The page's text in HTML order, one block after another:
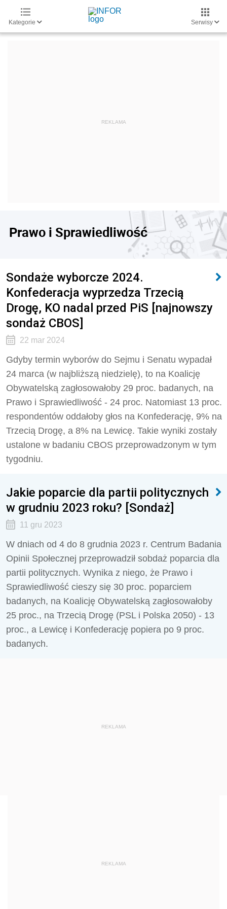
Kategorie Serwisy
Prawo i Sprawiedliwość
Sondaże wyborcze 2024.
Konfederacja wyprzedza Trzecią
Drogę, KO nadal przed PiS [najnowszy
sondaż CBOS]
22 mar 2024
Gdyby termin wyborów do Sejmu i Senatu wypadał
24 marca (w najbliższą niedzielę), to na Koalicję
Obywatelską zagłosowałoby 29 proc. badanych, na
Prawo i Sprawiedliwość - 24 proc. Natomiast 13 proc.
respondentów oddałoby głos na Konfederację, 9% na
Trzecią Drogę, a 8% na Lewicę. Takie wyniki zostały
ustalone w badaniu CBOS przeprowadzonym w tym
tygodniu.
Jakie poparcie dla partii politycznych
w grudniu 2023 roku? [Sondaż]
11 gru 2023
W dniach od 4 do 8 grudnia 2023 r. Centrum Badania
Opinii Społecznej przeprowadził sobdaż poparcia dla
partii politycznych. Wynika z niego, że Prawo i
Sprawiedliwość cieszy się 30 proc. poparciem
badanych, na Koalicję Obywatelską zagłosowałoby
25 proc., na Trzecią Drogę (PSL i Polska 2050) - 13
proc., a Lewicę i Konfederację popiera po 9 proc.
badanych.
REKLAMA
REKLAMA